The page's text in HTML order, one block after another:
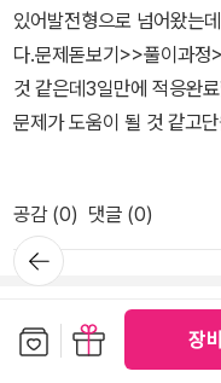
장
있어발전형으로 넘어왔는
다.문제돋보기>>풀이과정
것 같은데3일만에 적응완
문제가 도움이 될 것 같고
엇인지 비슷한 유형의 몇
있는 좋은 문제집같다는 생
공감 (0) 댓글 (0)
마이페이퍼 (0편)
뒤로가
기